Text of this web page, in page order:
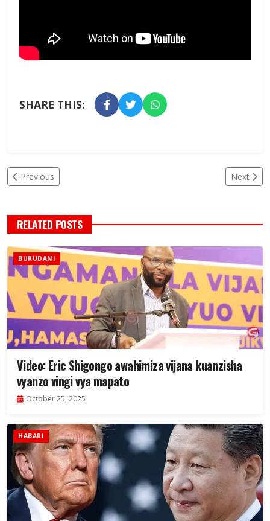
SHARE THIS:
Previous Next
RELATED POSTS
BURUDANI
Video: Eric Shigongo awahimiza vijana kuanzisha
vyanzo vingi vya mapato
October 25, 2025
HABARI